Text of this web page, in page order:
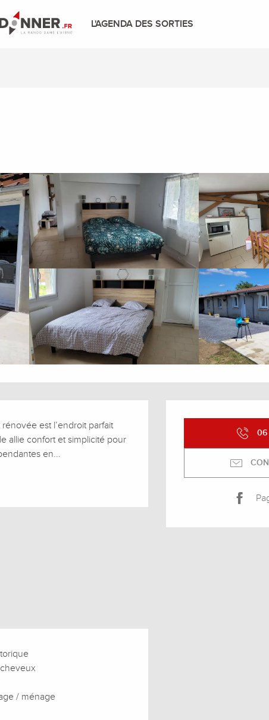
L'AGENDA DES SORTIES
06
est l’endroit parfait
allie confort et simplicité pour
en...
/ ménage